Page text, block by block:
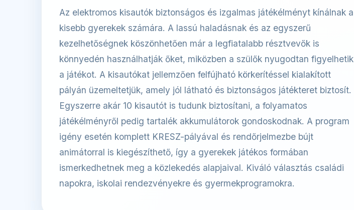
Az elektromos kisautók biztonságos és izgalmas játékélményt kínálnak a
kisebb gyerekek számára. A lassú haladásnak és az egyszerű
kezelhetőségnek köszönhetően már a legfiatalabb résztvevők is
könnyedén használhatják őket, miközben a szülők nyugodtan figyelhetik
a játékot. A kisautókat jellemzően felfújható körkerítéssel kialakított
pályán üzemeltetjük, amely jól látható és biztonságos játékteret biztosít.
Egyszerre akár 10 kisautót is tudunk biztosítani, a folyamatos
játékélményről pedig tartalék akkumulátorok gondoskodnak. A program
igény esetén komplett KRESZ-pályával és rendőrjelmezbe bújt
animátorral is kiegészíthető, így a gyerekek játékos formában
ismerkedhetnek meg a közlekedés alapjaival. Kiváló választás családi
napokra, iskolai rendezvényekre és gyermekprogramokra.